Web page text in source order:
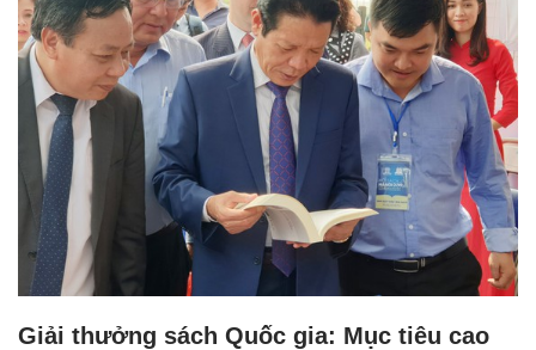
Giải thưởng sách Quốc gia: Mục tiêu cao